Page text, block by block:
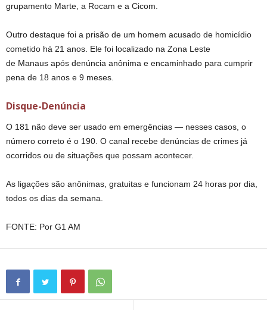
grupamento Marte, a Rocam e a Cicom.
Outro destaque foi a prisão de um homem acusado de homicídio
cometido há 21 anos. Ele foi localizado na Zona Leste
de Manaus após denúncia anônima e encaminhado para cumprir
pena de 18 anos e 9 meses.
Disque-Denúncia
O 181 não deve ser usado em emergências — nesses casos, o
número correto é o 190. O canal recebe denúncias de crimes já
ocorridos ou de situações que possam acontecer.
As ligações são anônimas, gratuitas e funcionam 24 horas por dia,
todos os dias da semana.
FONTE: Por G1 AM